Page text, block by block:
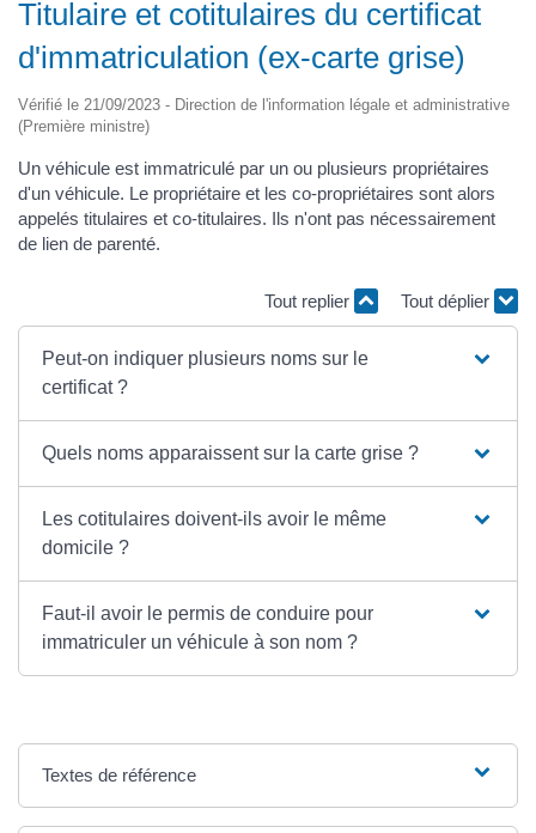
Titulaire et cotitulaires du certificat
d'immatriculation (ex-carte grise)
Vérifié le 21/09/2023 - Direction de l'information légale et administrative
(Première ministre)
Un véhicule est immatriculé par un ou plusieurs propriétaires
d'un véhicule. Le propriétaire et les co-propriétaires sont alors
appelés titulaires et co-titulaires. Ils n'ont pas nécessairement
de lien de parenté.
Tout replier Tout déplier
Peut-on indiquer plusieurs noms sur le
certificat ?
Quels noms apparaissent sur la carte grise ?
Les cotitulaires doivent-ils avoir le même
domicile ?
Faut-il avoir le permis de conduire pour
immatriculer un véhicule à son nom ?
Textes de référence